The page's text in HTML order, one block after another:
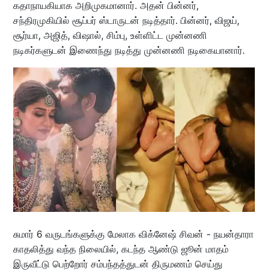
கதாநாயகியாக அறிமுகமானார். அதன் பின்னர்,
சந்திரமுகியில் சூப்பர் ஸ்டாருடன் நடித்தார். பின்னர், விஜய்,
சூர்யா, அஜித், விஷால், சிம்பு, உள்ளிட்ட முன்னணி
நடிகர்களுடன் இணைந்து நடித்து முன்னணி நடிகையானார்.
சுமார் 6 வருடங்களுக்கு மேலாக விக்னேஷ் சிவன் - நயன்தாரா
காதலித்து வந்த நிலையில், கடந்த ஆண்டு ஜூன் மாதம்
இருவீட்டு பெற்றோர் சம்பந்தத்துடன் திருமணம் செய்து